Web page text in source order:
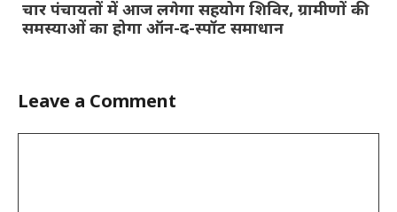
चार पंचायतों में आज लगेगा सहयोग शिविर, ग्रामीणों की
समस्याओं का होगा ऑन-द-स्पॉट समाधान
Leave a Comment